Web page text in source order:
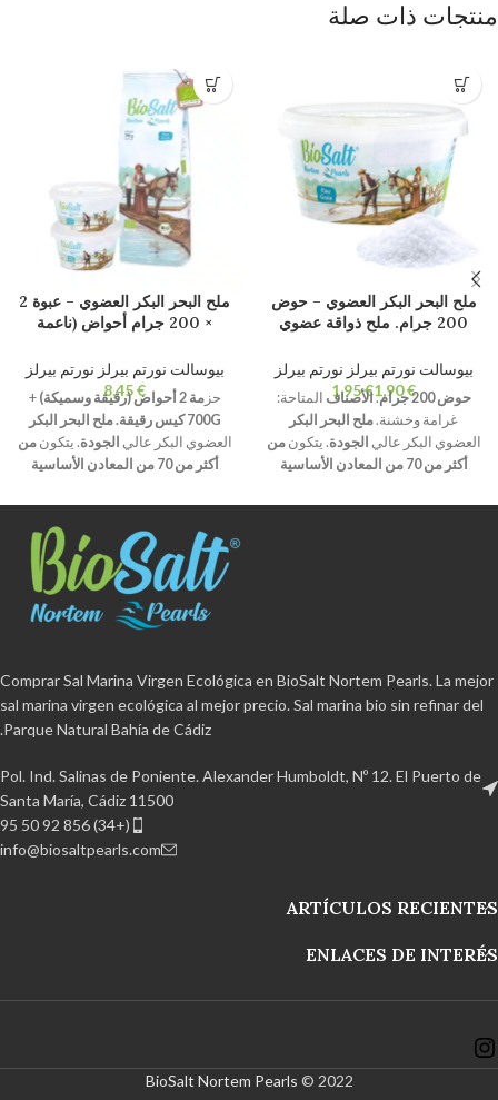
منتجات ذات صلة
ملح البحر البكر العضوي – حوض
200 جرام. ملح ذواقة عضوي
خالية من المواد المضافة.
بيوسالت نورتم بيرلز نورتم بيرلز
€
€ حوض 200 جرام .الأصناف المتاحة:
غرامة وخشنة.ملح البحر البكر
العضوي البكر عالي الجودة. يتكونمن
أكثر من 70 من المعادن الأساسية
أقل من 2%.
غير مكررة وخالية من
ملح البحر البكر العضوي – عبوة 2
× 200 جرام أحواض (ناعمة
ملح ذواقة عضوي طبيعي 100٪
عضوي. غير مكرر. خالية من
المواد المضافة.
بيوسالت نورتم بيرلز نورتم بيرلز
€
حزمة 2 أحواض (رقيقة وسميكة)
+
700G كيس رقيقة.
ملح البحر البكر
العضوي البكر عالي الجودة. يتكونمن
أكثر من 70 من المعادن الأساسية
أقل من 2%.
غير مكررة وخالية من
المواد المضافة ومضادات التكتل.
عضوي معتمد
خالية من مادة BPA
وقابلة لإعادة التدوير بنسبة 100٪ منتج
مصنوع يدويا من حديقة خليج قادس
الطبيعية.
Comprar Sal Marina Virgen Ecológica en BioSalt Nortem Pearls. La mejor
sal marina virgen ecológica al mejor precio. Sal marina bio sin refinar del
Parque Natural Bahía de Cádiz.
Pol. Ind. Salinas de Poniente. Alexander Humboldt, Nº 12. El Puerto de
Santa María, Cádiz 11500
(+34) 856 92 50 95
info@biosaltpearls.com
ARTÍCULOS RECIENTES
ENLACES DE INTERÉS
BioSalt Nortem Pearls © 2022